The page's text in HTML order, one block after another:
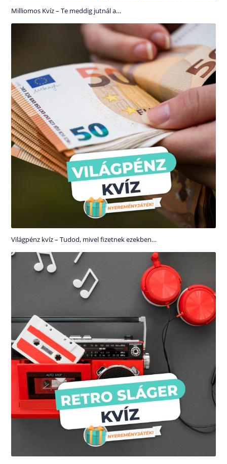
Milliomos Kvíz – Te meddig jutnál a…
Világpénz kvíz – Tudod, mivel fizetnek ezekben…